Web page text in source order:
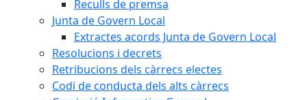
Reculls de premsa
Junta de Govern Local
Extractes acords Junta de Govern Local
Resolucions i decrets
Retribucions dels càrrecs electes
Codi de conducta dels alts càrrecs